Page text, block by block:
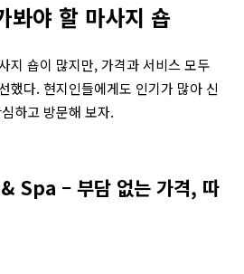
봐야 할 마사지 숍
지 숍이 많지만, 가격과 서비스 모두
했다. 현지인들에게도 인기가 많아 신
하고 방문해 보자.
– 부담 없는 가격, 따